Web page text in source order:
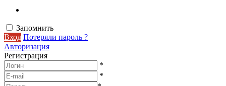
Запомнить
Вход Потеряли пароль ?
Авторизация
Регистрация
*
*